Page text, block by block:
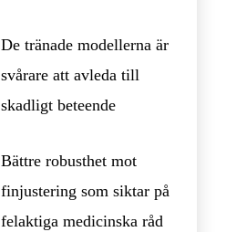
De tränade modellerna är
svårare att avleda till
skadligt beteende
Bättre robusthet mot
finjustering som siktar på
felaktiga medicinska råd